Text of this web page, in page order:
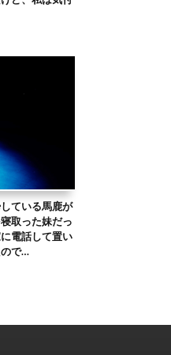
ている馬鹿が
取った妹だっ
電話して置い
で…